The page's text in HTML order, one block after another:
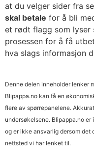
at du velger sider fra
skal betale for å bli
et rødt flagg som lyser
prosessen for å få
hva slags informasjon
Denne delen inneholder lenker
Blipappa.no kan få en
flere av spørrepanelene.
undersøkelsene. Blipappa.no
og er ikke ansvarlig dersom det
nettsted vi har lenket til.